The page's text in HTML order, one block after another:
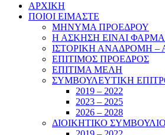
ΑΡΧΙΚΗ
ΠΟΙΟΙ ΕΙΜΑΣΤΕ
ΜΗΝΥΜΑ ΠΡΟΕΔΡΟΥ
Η ΑΣΚΗΣΗ ΕΙΝΑΙ
ΙΣΤΟΡΙΚΗ ΑΝΑΔΡΟΜΗ –
ΕΠΙΤΙΜΟΣ ΠΡΟΕΔΡΟΣ
ΕΠΙΤΙΜΑ ΜΕΛΗ
ΣΥΜΒΟΥΛΕΥΤΙΚΗ
2019 – 2022
2023 – 2025
2026 – 2028
ΔΙΟΙΚΗΤΙΚΟ ΣΥΜΒΟΥΛΙΟ